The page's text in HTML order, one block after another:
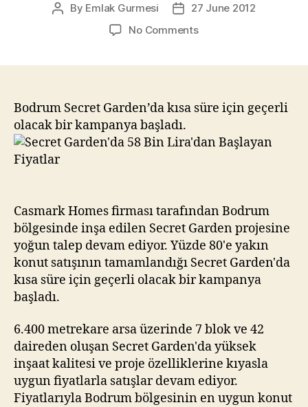
Post
By Emlak Gurmesi
Post27 June 2012
No Commentson
Lira’dan
Fiyatlar
Bodrum Secret Garden’da kısa süre için geçerli
olacak bir kampanya başladı.
Casmark Homes firması tarafından Bodrum
bölgesinde inşa edilen Secret Garden projesine
yoğun talep devam ediyor. Yüzde 80'e yakın
konut satışının tamamlandığı Secret Garden'da
kısa süre için geçerli olacak bir kampanya
başladı.
6.400 metrekare arsa üzerinde 7 blok ve 42
daireden oluşan Secret Garden'da yüksek
inşaat kalitesi ve proje özelliklerine kıyasla
uygun fiyatlarla satışlar devam ediyor.
Fiyatlarıyla Bodrum bölgesinin en uygun konut